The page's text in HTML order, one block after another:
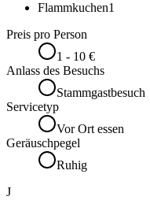
Flammkuchen1
Preis pro Person
1 - 10 €
Anlass des Besuchs
Stammgastbesuch
Servicetyp
Vor Ort essen
Geräuschpegel
Ruhig
J